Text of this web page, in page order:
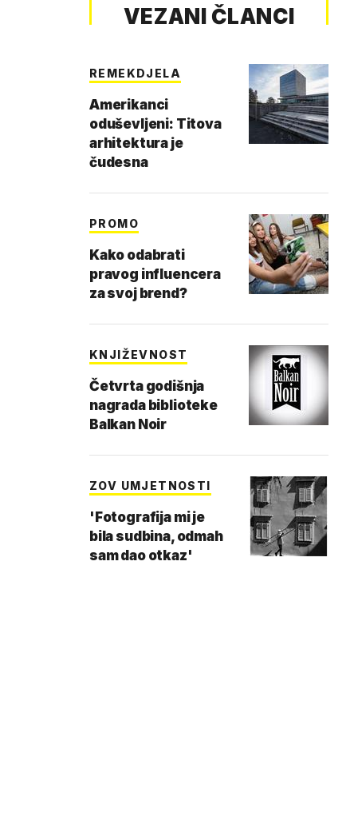
VEZANI ČLANCI
REMEKDJELA
Amerikanci
oduševljeni: Titova
arhitektura je
čudesna
PROMO
Kako odabrati
pravog influencera
za svoj brend?
KNJIŽEVNOST
Četvrta godišnja
nagrada biblioteke
Balkan Noir
ZOV UMJETNOSTI
'Fotografija mi je
bila sudbina, odmah
sam dao otkaz'